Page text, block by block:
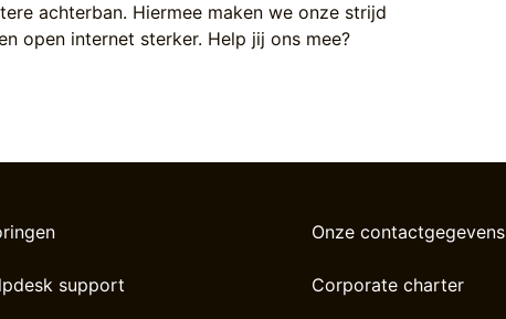
achterban. Hiermee maken we onze strijd
open internet sterker. Help jij ons mee?
support
Onze contactgegevens
Corporate charter